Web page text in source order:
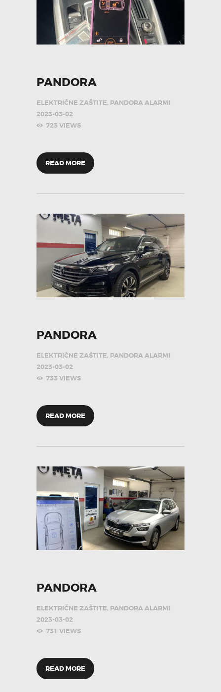
PANDORA
ELEKTRIČNE ZAŠTITE, PANDORA ALARMI
2023-03-02
723 VIEWS
READ MORE
PANDORA
ELEKTRIČNE ZAŠTITE, PANDORA ALARMI
2023-03-02
733 VIEWS
READ MORE
PANDORA
ELEKTRIČNE ZAŠTITE, PANDORA ALARMI
2023-03-02
731 VIEWS
READ MORE